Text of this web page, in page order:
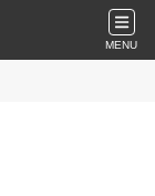
MENU